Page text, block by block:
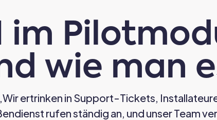
im
wie man
ertrinken in Support-Tickets,
rufen ständig an, und unser Team